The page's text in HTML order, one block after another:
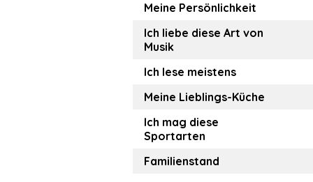
Meine Persönlichkeit
Ich liebe diese Art von
Musik
Ich lese meistens
Meine Lieblings-Küche
Ich mag diese
Sportarten
Familienstand